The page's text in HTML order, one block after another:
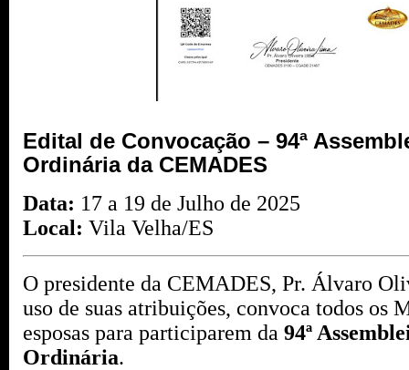
Edital de Convocação – 94ª
Ordinária da CEMADES
Data: 17 a 19 de Julho de 2025
Local: Vila Velha/ES
O presidente da CEMADES, Pr. Álvaro
uso de suas atribuições, convoca todos os
esposas para participarem da 94ª
Ordinária.